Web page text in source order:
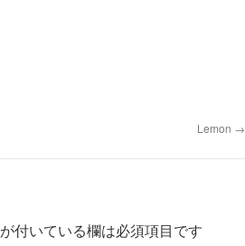
Lemon →
が付いている欄は必須項目です